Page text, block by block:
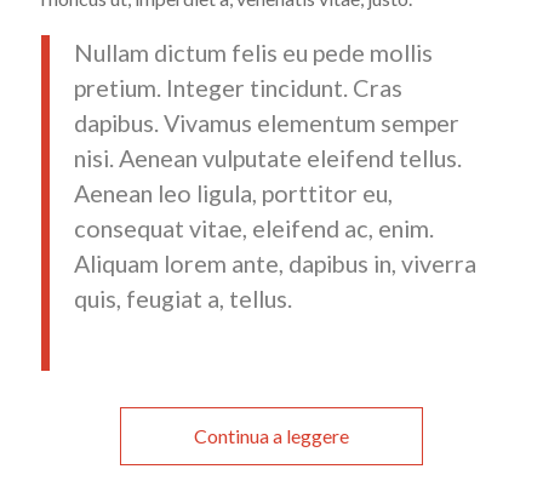
Nullam dictum felis eu pede mollis
pretium. Integer tincidunt. Cras
dapibus. Vivamus elementum semper
nisi. Aenean vulputate eleifend tellus.
Aenean leo ligula, porttitor eu,
consequat vitae, eleifend ac, enim.
Aliquam lorem ante, dapibus in, viverra
quis, feugiat a, tellus.
Continua a leggere